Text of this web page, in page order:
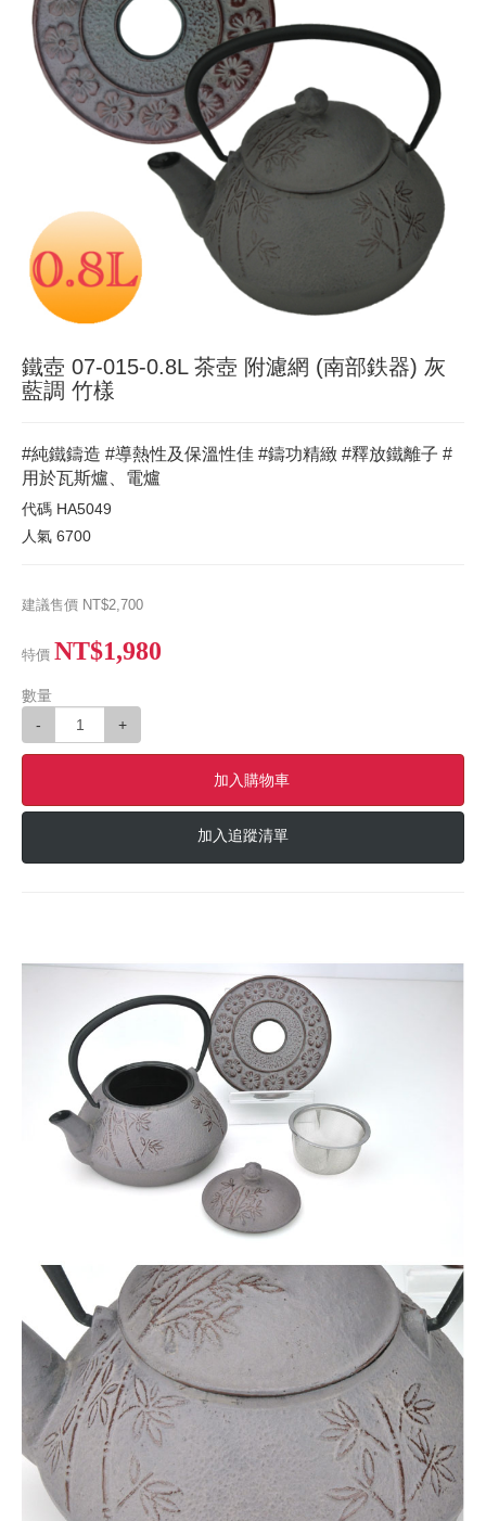
鐵壺 07-015-0.8L 茶壺 附濾網 (南部鉄器) 灰
藍調 竹樣
#純鐵鑄造 #導熱性及保溫性佳 #鑄功精緻 #釋放鐵離子 #
用於瓦斯爐、電爐
代碼 HA5049
人氣 6700
建議售價 NT$2,700
特價 NT$1,980
數量
-
+
加入購物車
加入追蹤清單